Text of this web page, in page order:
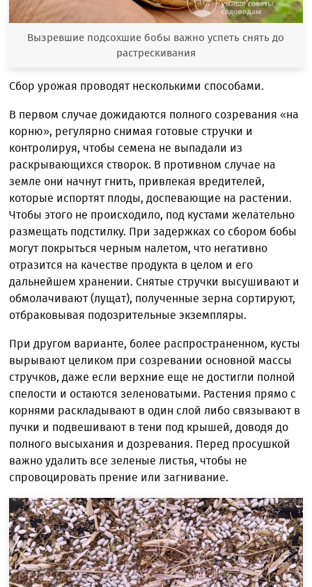
Вызревшие подсохшие бобы важно успеть снять до
растрескивания
Сбор урожая проводят несколькими способами.
В первом случае дожидаются полного созревания «на
корню», регулярно снимая готовые стручки и
контролируя, чтобы семена не выпадали из
раскрывающихся створок. В противном случае на
земле они начнут гнить, привлекая вредителей,
которые испортят плоды, доспевающие на растении.
Чтобы этого не происходило, под кустами желательно
размещать подстилку. При задержках со сбором бобы
могут покрыться черным налетом, что негативно
отразится на качестве продукта в целом и его
дальнейшем хранении. Снятые стручки высушивают и
обмолачивают (лущат), полученные зерна сортируют,
отбраковывая подозрительные экземпляры.
При другом варианте, более распространенном, кусты
вырывают целиком при созревании основной массы
стручков, даже если верхние еще не достигли полной
спелости и остаются зеленоватыми. Растения прямо с
корнями раскладывают в один слой либо связывают в
пучки и подвешивают в тени под крышей, доводя до
полного высыхания и дозревания. Перед просушкой
важно удалить все зеленые листья, чтобы не
спровоцировать прение или загнивание.